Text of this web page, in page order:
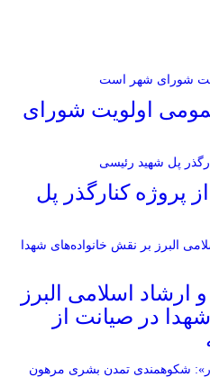
اولویت شورای
از پروژه کنارگذر پل
ارشاد اسلامی البرز
در صیانت از